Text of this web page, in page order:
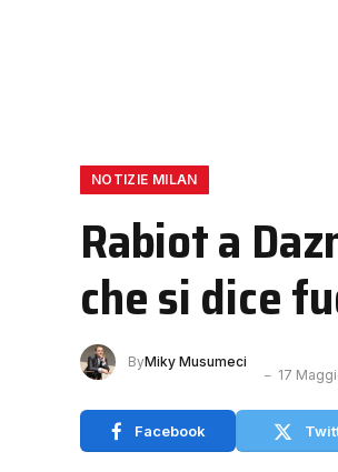
NOTIZIE MILAN
Rabiot a
che si dice
ByMiky Musumeci
17
Facebook